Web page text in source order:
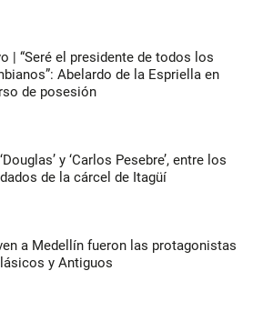
| “Seré el presidente de todos los
Abelardo de la Espriella en
de posesión
y ‘Carlos Pesebre’, entre los
de la cárcel de Itagüí
a Medellín fueron las protagonistas
y Antiguos